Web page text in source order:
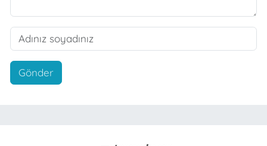
Gönder